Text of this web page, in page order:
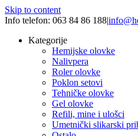
Skip to content
Info telefon: 063 84 86 188|
Kategorije
Hemijske olovke
Nalivpera
Roler olovke
Poklon setovi
Tehničke olovke
Gel olovke
Refili, mine i ulošci
Umetnički slikarski